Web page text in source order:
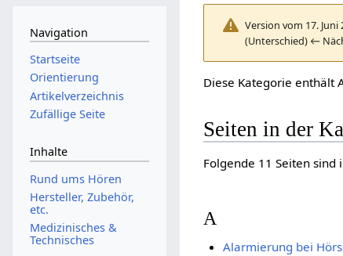
Version vom 17.
(Unterschied) ←
Diese Kategorie enthält
Seiten in der
Folgende 11 Seiten
A
Alarmierung bei
Navigation
Startseite
Orientierung
Artikelverzeichnis
Zufällige Seite
Inhalte
Rund ums Hören
Hersteller, Zubehör,
etc.
Medizinisches &
Technisches